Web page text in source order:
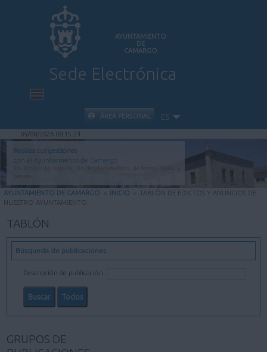
AYUNTAMIENTO
DE
CAMARGO
Sede Electrónica
INICIO
INFORMACIÓN PÚBLICA
CARPETA CIUDADANA
VALIDACIÓN DE DOCUMENTOS
AYUDA
ÁREA PERSONAL ES
09/08/2026 08:15:25
Realiza tus gestiones
con el Ayuntamiento de Camargo
AYUNTAMIENTO DE CAMARGO > INICIO > TABLÓN DE EDICTOS Y ANUNCIOS DE
NUESTRO AYUNTAMIENTO
TABLÓN
Búsqueda de publicaciones
Descripción de publicación
GRUPOS DE